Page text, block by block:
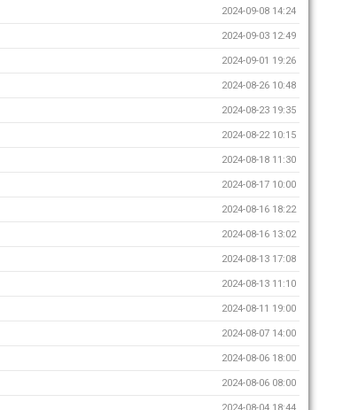
2024-09-08 14:24
2024-09-03 12:49
2024-09-01 19:26
2024-08-26 10:48
2024-08-23 19:35
2024-08-22 10:15
2024-08-18 11:30
2024-08-17 10:00
2024-08-16 18:22
2024-08-16 13:02
2024-08-13 17:08
2024-08-13 11:10
2024-08-11 19:00
2024-08-07 14:00
2024-08-06 18:00
2024-08-06 08:00